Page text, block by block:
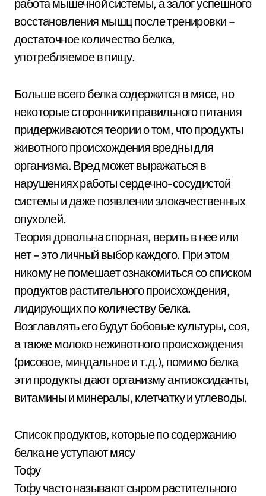
работа мышечной системы, а залог успешного
восстановления мышц после тренировки –
достаточное количество белка,
употребляемое в пищу.
Больше всего белка содержится в мясе, но
некоторые сторонники правильного питания
придерживаются теории о том, что продукты
животного происхождения вредны для
организма. Вред может выражаться в
нарушениях работы сердечно-сосудистой
системы и даже появлении злокачественных
опухолей.
Теория довольна спорная, верить в нее или
нет – это личный выбор каждого. При этом
никому не помешает ознакомиться со списком
продуктов растительного происхождения,
лидирующих по количеству белка.
Возглавлять его будут бобовые культуры, соя,
а также молоко неживотного происхождения
(рисовое, миндальное и т.д.), помимо белка
эти продукты дают организму антиоксиданты,
витамины и минералы, клетчатку и углеводы.
Список продуктов, которые по содержанию
белка не уступают мясу
Тофу
Тофу часто называют сыром растительного